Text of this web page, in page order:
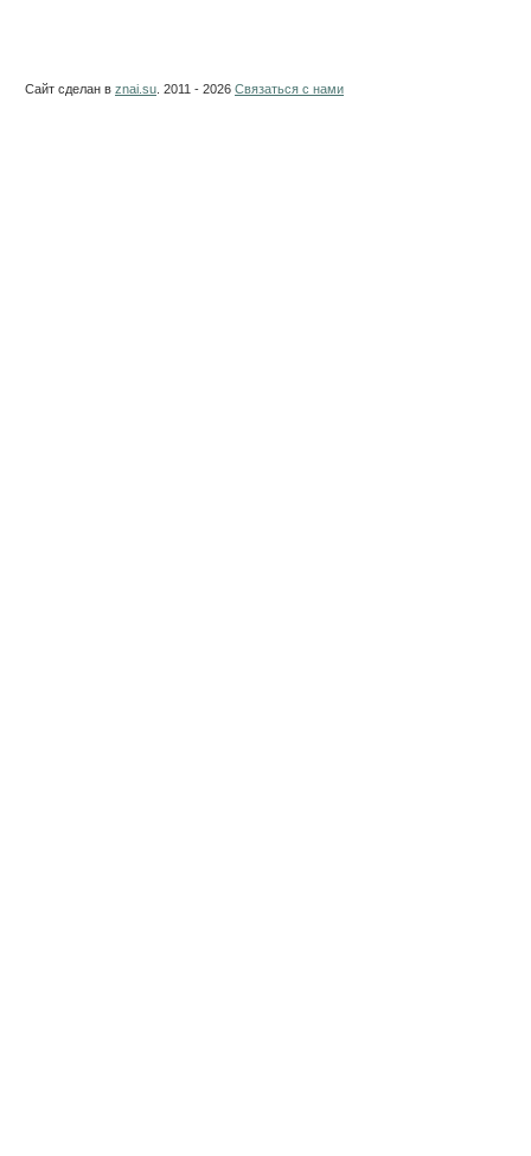
Сайт сделан в znai.su . 2011 - 2026 Связаться с нами